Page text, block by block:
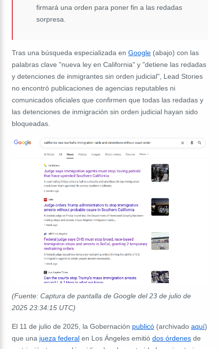
firmará una orden para poner fin a las redadas
sorpresa.
Tras una búsqueda especializada en Google (abajo) con las
palabras clave "nueva ley en California" y "detiene las redadas
y detenciones de inmigrantes sin orden judicial", Lead Stories
no encontró publicaciones de agencias reputables ni
comunicados oficiales que confirmen que todas las redadas y
las detenciones de inmigración sin orden judicial hayan sido
bloqueadas.
(Fuente: Captura de pantalla de Google del 23 de julio de
2025 23:34:15 UTC)
El 11 de julio de 2025, la Gobernación publicó (archivado aquí)
que una jueza federal en Los Ángeles emitió dos órdenes de